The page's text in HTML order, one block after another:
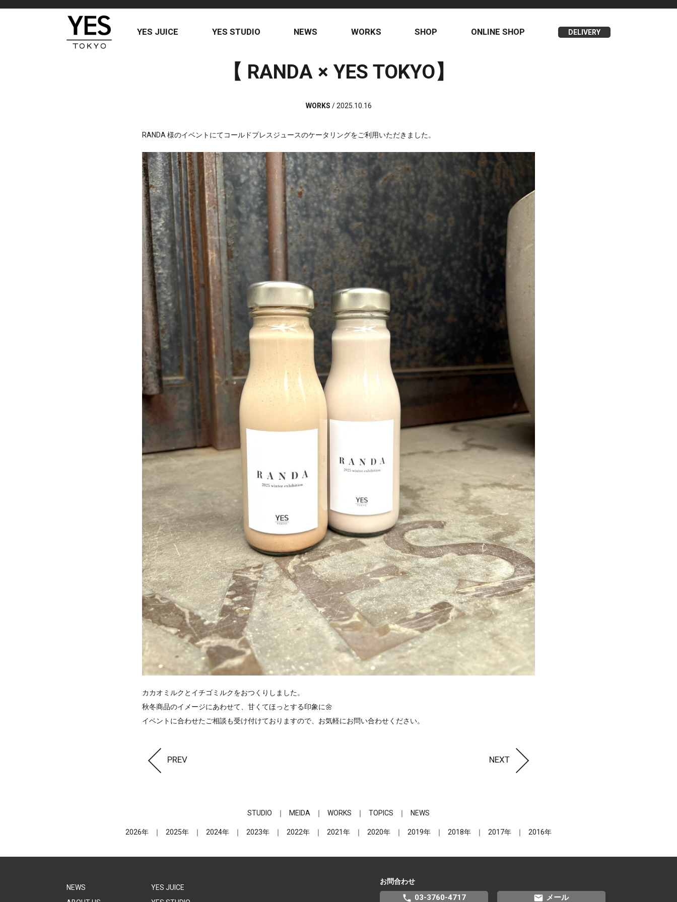
YES JUICE YES STUDIO NEWS WORKS SHOP ONLINE SHOP DELIVERY
【 RANDA × YES TOKYO】
WORKS /2025.10.16
RANDA 様のイベントにてコールドプレスジュースのケータリングをご利用いただきました。
カカオミルクとイチゴミルクをおつくりしました。
秋冬商品のイメージにあわせて、甘くてほっとする印象に🌼
イベントに合わせたご相談も受け付けておりますので、お気軽にお問い合わせください。
PREV NEXT
STUDIO MEIDA WORKS TOPICS NEWS
2026年 2025年 2024年 2023年 2022年 2021年 2020年 2019年 2018年 2017年 2016年
NEWS
YES JUICE
お問合わせ
phone 03-3760-4717 email メール